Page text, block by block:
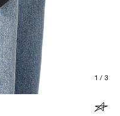
1 / 3